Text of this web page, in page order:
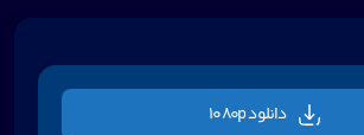
دانلود 1080p